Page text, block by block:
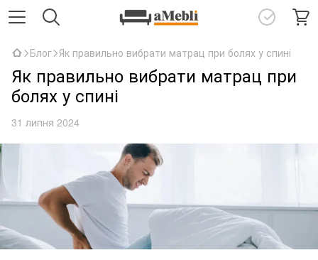
Блог Як правильно вибрати матрац при болях у спині
Як правильно вибрати матрац при
болях у спині
31 липня 2024